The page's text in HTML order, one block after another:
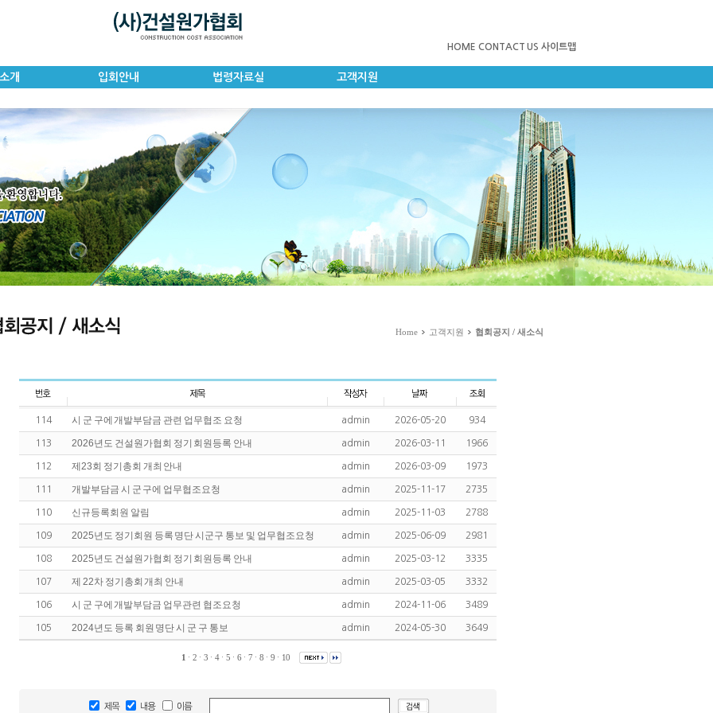
HOME CONTACT US 사이트맵
개 입회안내 법령자료실 고객지원
Home 고객지원 협회공지 / 새소식
114 시 군 구에 개발부담금 관련 업무협조 요청 admin 2026-05-20 934
113 2026년도 건설원가협회 정기 회원등록 안내 admin 2026-03-11 1966
112 제23회 정기총회 개최 안내 admin 2026-03-09 1973
111 개발부담금 시 군 구에 업무협조요청 admin 2025-11-17 2735
110 신규등록회원 알림 admin 2025-11-03 2788
109 2025년도 정기회원 등록 명단 시군구 통보 및 업무협조요청 admin 2025-06-09 2981
108 2025년도 건설원가협회 정기 회원등록 안내 admin 2025-03-12 3335
107 제 22차 정기총회 개최 안내 admin 2025-03-05 3332
106 시 군 구에 개발부담금 업무관련 협조요청 admin 2024-11-06 3489
105 2024년도 등록 회원 명단 시 군 구 통보 admin 2024-05-30 3649
1 ·2 ·3 ·4·5 ·6 ·7 ·8 ·9 · 10